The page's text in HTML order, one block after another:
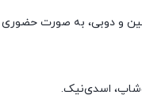
سال ۱۳۷۹)، هم اکنون با واردات
اسدی‌نیک.